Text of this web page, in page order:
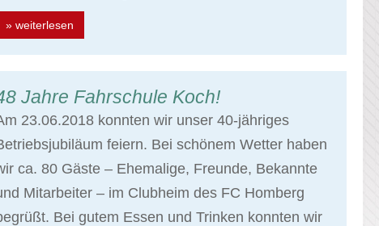
» weiterlesen
Jahre Fahrschule Koch!
23.06.2018 konnten wir unser 40-jähriges
feiern. Bei schönem Wetter haben
ca. 80 Gäste – Ehemalige, Freunde, Bekannte
Mitarbeiter – im Clubheim des FC Homberg
Bei gutem Essen und Trinken konnten wir